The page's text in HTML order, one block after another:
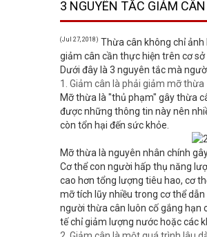
3 NGUYÊN TẮC GIẢM
(Jul 27, 2018) Thừa cân không chỉ
giảm cân cần thực hiện trên cơ
Dưới đây là 3 nguyên tắc mà
1. Giảm cân là phải giảm mỡ thừa
Mỡ thừa là "thủ phạm" gây thừa
được những thông tin này nên
còn tổn hại đến sức khỏe.
Mỡ thừa là nguyên nhân chính
Cơ thể con người hấp thụ năng
cao hơn tổng lượng tiêu hao, cơ
mỡ tích lũy nhiều trong cơ thể
người thừa cân luôn cố gắng hạn
tế chỉ giảm lượng nước hoặc các